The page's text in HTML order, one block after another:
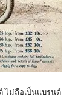
ไม่ถือเป็นแบรนด์